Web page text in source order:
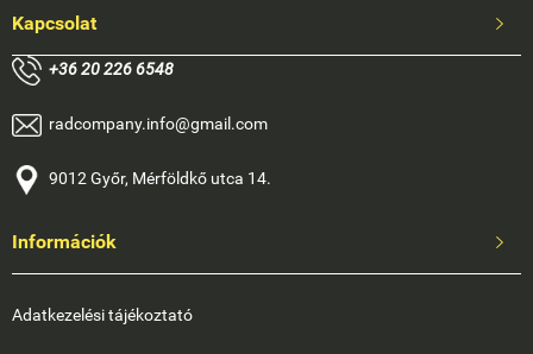
Kapcsolat 
+36 20 226 6548
radcompany.info@gmail.com
9012 Győr, Mérföldkő utca 14.
Információk 
Adatkezelési tájékoztató